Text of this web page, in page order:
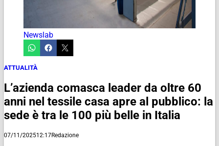
Newslab
ATTUALITÀ
L’azienda comasca leader da oltre 60
anni nel tessile casa apre al pubblico: la
sede è tra le 100 più belle in Italia
07/11/202512:17Redazione